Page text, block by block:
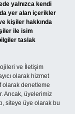
yalnızca kendi
yer alan içerikler
kişiler hakkında
ile isim
taslak
ve İletişim
olarak hizmet
olarak denetleme
Ancak, üyelerimiz
siteye üye olarak bu